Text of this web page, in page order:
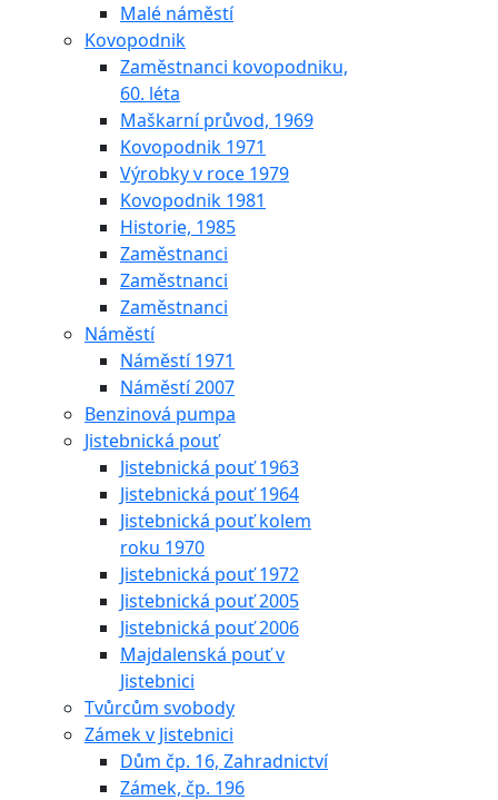
Malé náměstí
Kovopodnik
Zaměstnanci kovopodniku,
60. léta
Maškarní průvod, 1969
Kovopodnik 1971
Výrobky v roce 1979
Kovopodnik 1981
Historie, 1985
Zaměstnanci
Zaměstnanci
Zaměstnanci
Náměstí
Náměstí 1971
Náměstí 2007
Benzinová pumpa
Jistebnická pouť
Jistebnická pouť 1963
Jistebnická pouť 1964
Jistebnická pouť kolem
roku 1970
Jistebnická pouť 1972
Jistebnická pouť 2005
Jistebnická pouť 2006
Majdalenská pouť v
Jistebnici
Tvůrcům svobody
Zámek v Jistebnici
Dům čp. 16, Zahradnictví
Zámek, čp. 196